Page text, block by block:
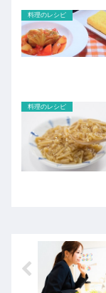
料理のレシピ
料理のレシピ